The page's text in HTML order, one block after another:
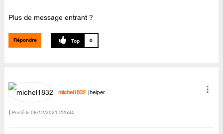
Plus de message entrant ?
Répondre 0
michel1832 helper
Posté le ‎08/12/2021 22h34